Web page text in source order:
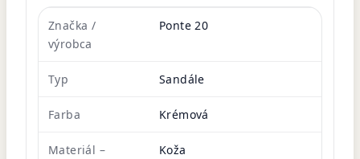
Značka /
výrobca
Ponte 20
Typ Sandále
Farba Krémová
Materiál –
Koža